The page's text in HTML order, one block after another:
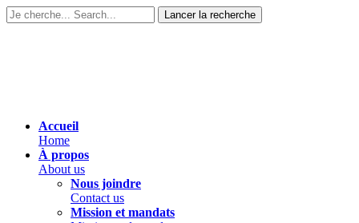
Accueil
Home
À propos
About us
Nous joindre
Contact us
Mission et mandats